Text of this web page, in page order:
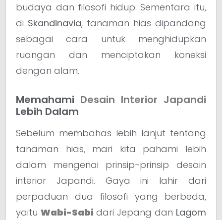
budaya dan filosofi hidup. Sementara itu,
di Skandinavia, tanaman hias dipandang
sebagai cara untuk menghidupkan
ruangan dan menciptakan koneksi
dengan alam.
Memahami Desain Interior Japandi
Lebih Dalam
Sebelum membahas lebih lanjut tentang
tanaman hias, mari kita pahami lebih
dalam mengenai prinsip-prinsip desain
interior Japandi. Gaya ini lahir dari
perpaduan dua filosofi yang berbeda,
yaitu Wabi-Sabi dari Jepang dan Lagom